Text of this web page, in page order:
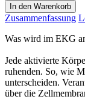
In den Warenkorb
Zusammenfassung
Was wird im EKG
Jede aktivierte
ruhenden. So, wie
unterscheiden.
über die